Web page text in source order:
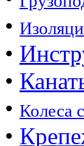
•
•
•
• Колеса
•